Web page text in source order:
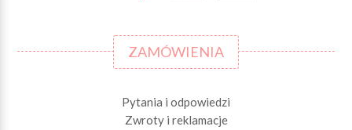
ZAMÓWIENIA
Pytania i odpowiedzi
Zwroty i reklamacje